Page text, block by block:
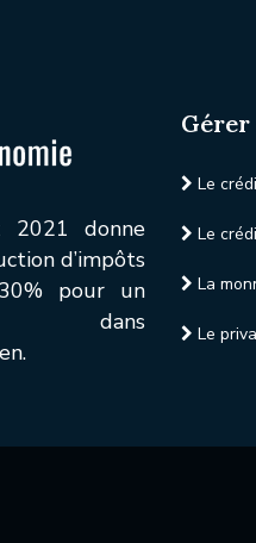
2021 donne
d’impôts
pour un
dans
Gérer
Le
Le
La
Le